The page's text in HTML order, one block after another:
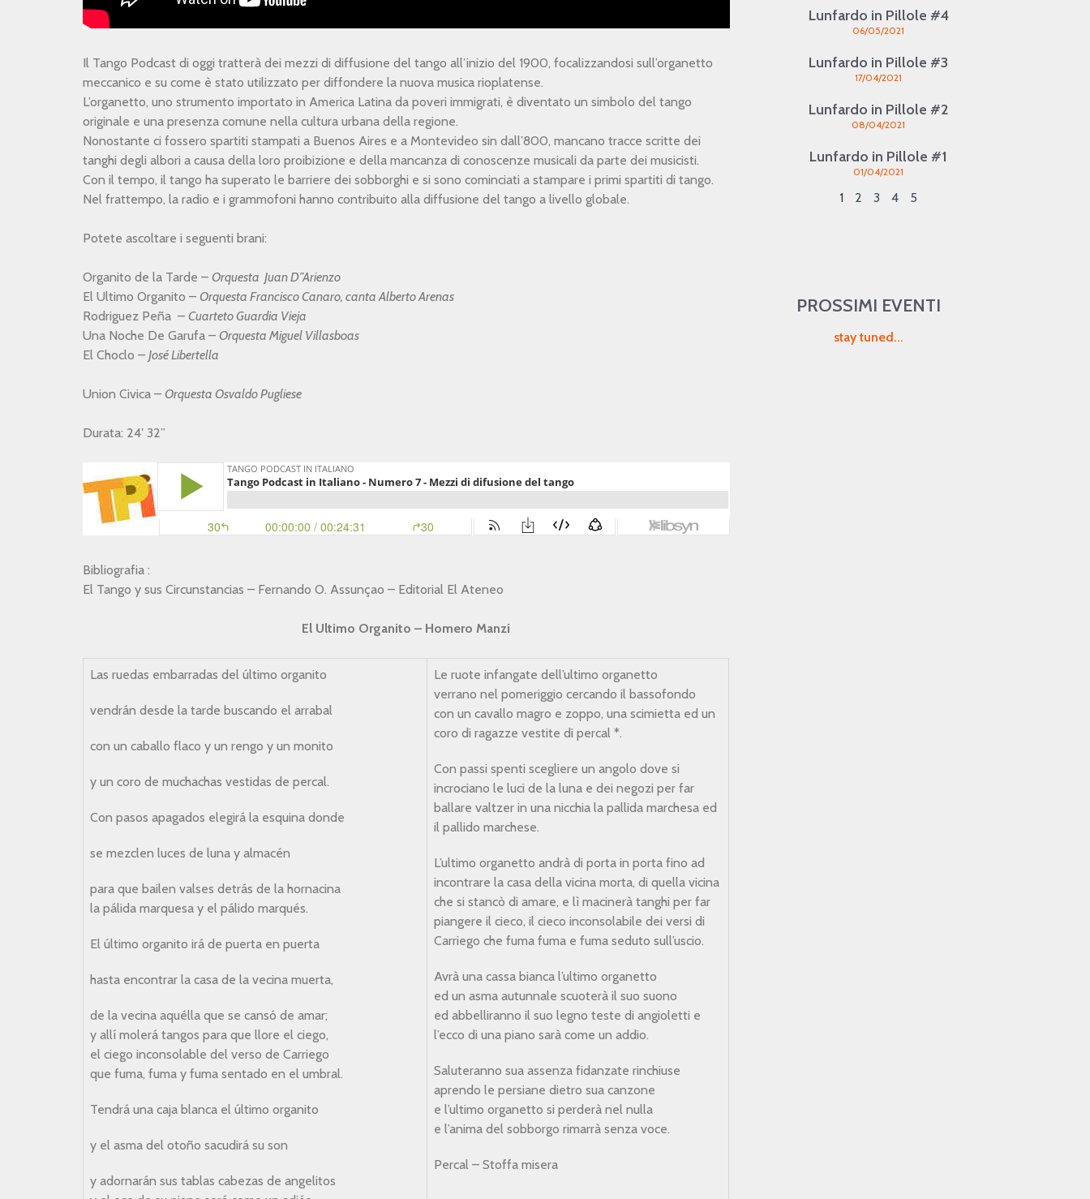
Il Tango Podcast di oggi tratterà dei mezzi di diffusione del tango all’inizio del 1900, focalizzandosi sull’organetto
meccanico e su come è stato utilizzato per diffondere la nuova musica rioplatense.
L’organetto, uno strumento importato in America Latina da poveri immigrati, è diventato un simbolo del tango
originale e una presenza comune nella cultura urbana della regione.
Nonostante ci fossero spartiti stampati a Buenos Aires e a Montevideo sin dall’800, mancano tracce scritte dei
tanghi degli albori a causa della loro proibizione e della mancanza di conoscenze musicali da parte dei musicisti.
Con il tempo, il tango ha superato le barriere dei sobborghi e si sono cominciati a stampare i primi spartiti di tango.
Nel frattempo, la radio e i grammofoni hanno contribuito alla diffusione del tango a livello globale.
Potete ascoltare i seguenti brani:
Organito de la Tarde – Orquesta Juan D”Arienzo
El Ultimo Organito – Orquesta Francisco Canaro, canta Alberto Arenas
Rodriguez Peña – Cuarteto Guardia Vieja
Una Noche De Garufa – Orquesta Miguel Villasboas
El Choclo – José Libertella
Union Civica – Orquesta Osvaldo Pugliese
Durata: 24′ 32”
Bibliografia :
El Tango y sus Circunstancias – Fernando O. Assunçao – Editorial El Ateneo
El Ultimo Organito – Homero Manzi
Las ruedas embarradas del último organito
vendrán desde la tarde buscando el arrabal
con un caballo flaco y un rengo y un monito
y un coro de muchachas vestidas de percal.
Con pasos apagados elegirá la esquina donde
se mezclen luces de luna y almacén
para que bailen valses detrás de la hornacina
la pálida marquesa y el pálido marqués.
El último organito irá de puerta en puerta
hasta encontrar la casa de la vecina muerta,
de la vecina aquélla que se cansó de amar;
y allí molerá tangos para que llore el ciego,
el ciego inconsolable del verso de Carriego
que fuma, fuma y fuma sentado en el umbral.
Tendrá una caja blanca el último organito
y el asma del otoño sacudirá su son
y adornarán sus tablas cabezas de angelitos
Le ruote infangate dell’ultimo organetto
verrano nel pomeriggio cercando il bassofondo
con un cavallo magro e zoppo, una scimietta ed un
coro di ragazze vestite di percal *.
Con passi spenti scegliere un angolo dove si
incrociano le luci de la luna e dei negozi per far
ballare valtzer in una nicchia la pallida marchesa ed
il pallido marchese.
L’ultimo organetto andrà di porta in porta fino ad
incontrare la casa della vicina morta, di quella vicina
che si stancò di amare, e lì macinerà tanghi per far
piangere il cieco, il cieco inconsolabile dei versi di
Carriego che fuma fuma e fuma seduto sull’uscio.
Avrà una cassa bianca l’ultimo organetto
ed un asma autunnale scuoterà il suo suono
ed abbelliranno il suo legno teste di angioletti e
l’ecco di una piano sarà come un addio.
Saluteranno sua assenza fidanzate rinchiuse
aprendo le persiane dietro sua canzone
e l’ultimo organetto si perderà nel nulla
e l’anima del sobborgo rimarrà senza voce.
Percal – Stoffa misera
Lunfardo in Pillole #4
06/05/2021
Lunfardo in Pillole #3
17/04/2021
Lunfardo in Pillole #2
08/04/2021
Lunfardo in Pillole #1
01/04/2021
1 2 3 4 5
PROSSIMI EVENTI
stay tuned...